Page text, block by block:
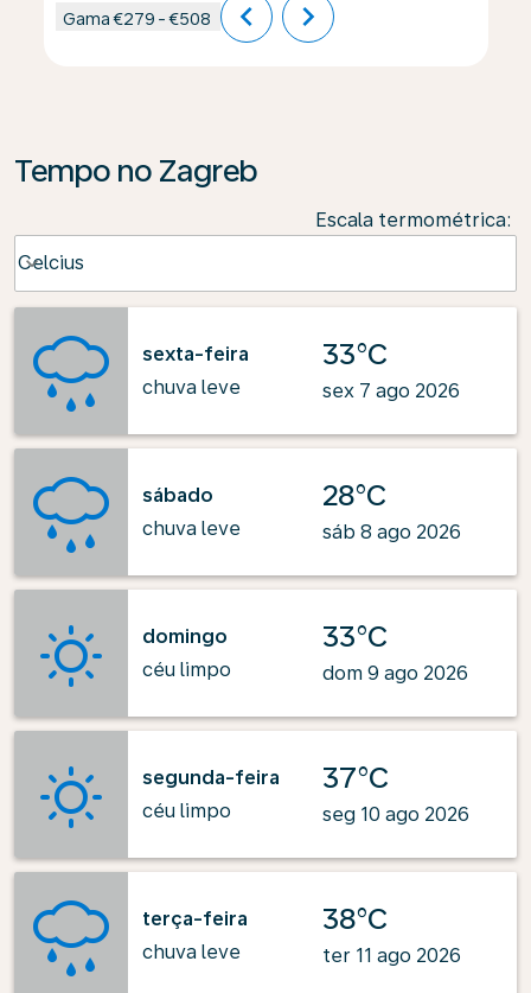
Gama€279 -€508 chevron_left chevron_right
Tempo no Zagreb
Escala termométrica:
Celcius
keyboard_arrow_down
sexta-feira
chuva leve
33°C
sex 7 ago 2026
sábado
chuva leve
28°C
sáb 8 ago 2026
domingo
céu limpo
33°C
dom 9 ago 2026
segunda-feira
céu limpo
37°C
seg 10 ago 2026
terça-feira
chuva leve
38°C
ter 11 ago 2026